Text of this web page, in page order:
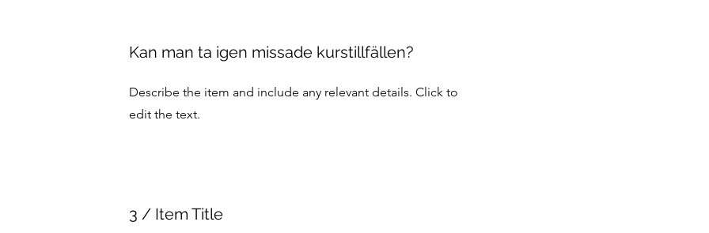
Kan man ta igen missade kurstillfällen?
Describe the item and include any relevant details. Click to
edit the text.
3 / Item Title